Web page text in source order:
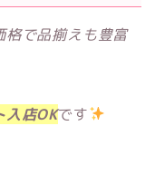
格で品揃えも豊富
入店OKです